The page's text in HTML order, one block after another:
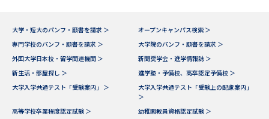
大学・短大のパンフ・願書を請求 ＞
オープンキャンパス検索 ＞
専門学校のパンフ・願書を請求 ＞
大学院のパンフ・願書を請求 ＞
外国大学日本校・留学関連機関 ＞
新聞奨学会・進学情報誌 ＞
新生活・部屋探し ＞
進学塾・予備校、高卒認定予備校 ＞
大学入学共通テスト「受験案内」 ＞
大学入学共通テスト「受験上の配慮案内」
＞
高等学校卒業程度認定試験 ＞
幼稚園教員資格認定試験 ＞